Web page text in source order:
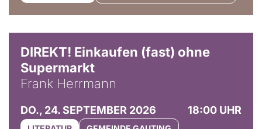
DIREKT! Einkaufen (fast) ohne
Supermarkt
Frank Herrmann
DO., 24. SEPTEMBER 2026 18:00 UHR